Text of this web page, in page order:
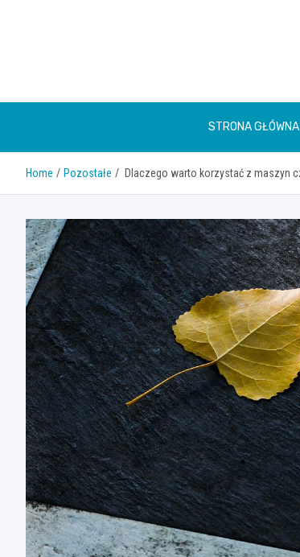
STRONA GŁÓWNA
Home Pozostałe Dlaczego warto korzystać z maszyn